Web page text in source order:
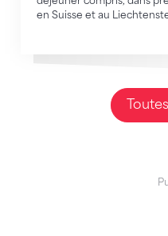
en Suisse et au